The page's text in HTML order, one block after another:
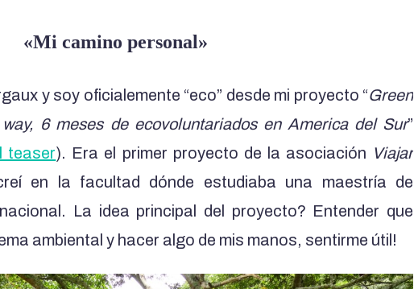
«Mi camino personal»
y soy oficialemente “eco” desde mi proyecto “Green
6 meses de ecovoluntariados en America del Sur”
teaser). Era el primer proyecto de la asociación Viajar
en la facultad dónde estudiaba una maestría de
La idea principal del proyecto? Entender que
ambiental y hacer algo de mis manos, sentirme útil!